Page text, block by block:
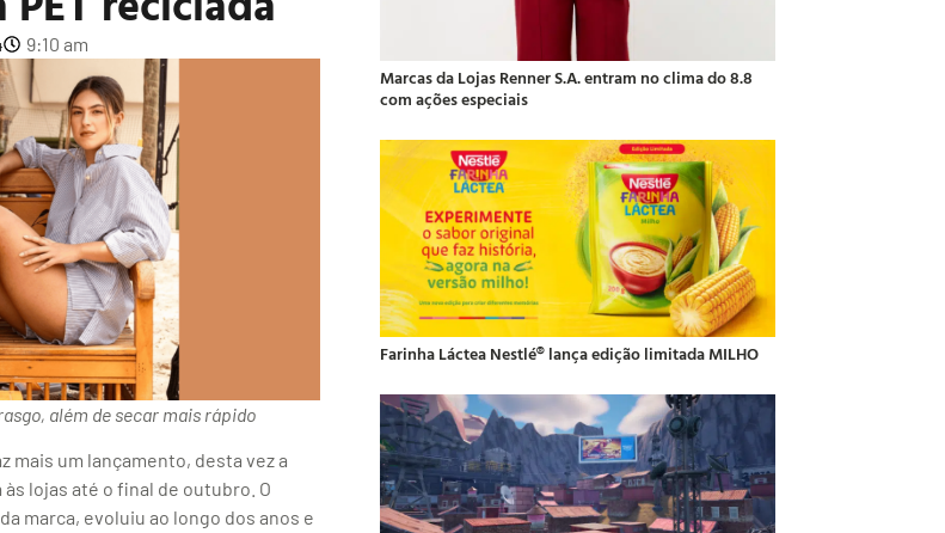
9:10 am
além de secar mais rápido
um lançamento, desta vez a
lojas até o final de outubro. O
marca, evoluiu ao longo dos anos e
Marcas da Lojas Renner S.A. entram no clima do 8.8
com ações especiais
Farinha Láctea Nestlé® lança edição limitada MILHO